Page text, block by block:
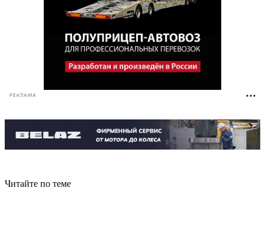
РЕКЛАМА
Читайте по теме